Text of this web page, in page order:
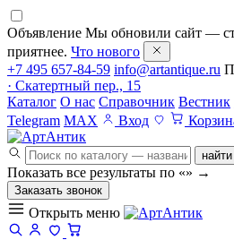
Объявление Мы обновили сайт —
приятнее. Что нового
+7 495 657-84-59 info@artantique.ru
· Скатертный пер., 15
Каталог О нас Справочник Вестник
Telegram MAX Вход
Показать все результаты по «» →
Заказать звонок
Открыть меню